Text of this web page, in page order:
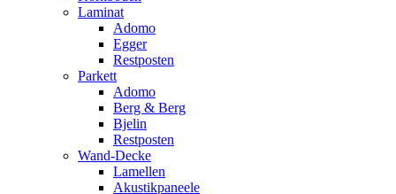
Laminat
Adomo
Egger
Restposten
Parkett
Adomo
Berg & Berg
Bjelin
Restposten
Wand-Decke
Lamellen
Akustikpaneele